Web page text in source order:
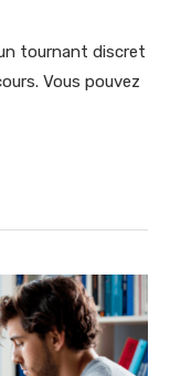
tournant discret
Vous pouvez